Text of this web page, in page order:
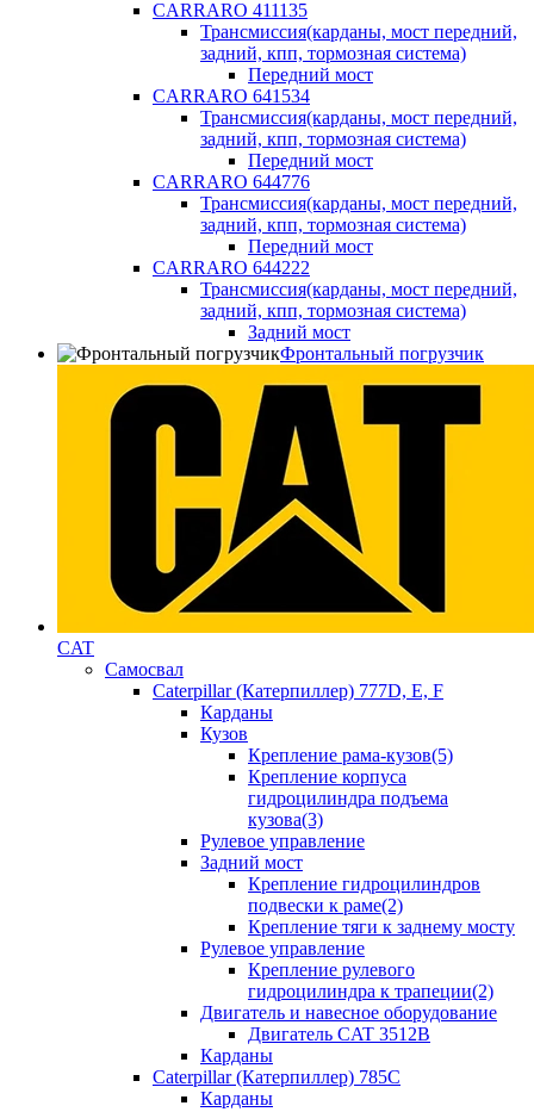
CARRARO 411135
Трансмиссия(карданы, мост передний,
задний, кпп, тормозная система)
Передний мост
CARRARO 641534
Трансмиссия(карданы, мост передний,
задний, кпп, тормозная система)
Передний мост
CARRARO 644776
Трансмиссия(карданы, мост передний,
задний, кпп, тормозная система)
Передний мост
CARRARO 644222
Трансмиссия(карданы, мост передний,
задний, кпп, тормозная система)
Задний мост
Фронтальный погрузчик
CAT
Самосвал
Caterpillar (Катерпиллер) 777D, E, F
Карданы
Кузов
Крепление рама-кузов(5)
Крепление корпуса
гидроцилиндра подъема
кузова(3)
Рулевое управление
Задний мост
Крепление гидроцилиндров
подвески к раме(2)
Крепление тяги к заднему мосту
Рулевое управление
Крепление рулевого
гидроцилиндра к трапеции(2)
Двигатель и навесное оборудование
Двигатель CAT 3512B
Карданы
Caterpillar (Катерпиллер) 785C
Карданы